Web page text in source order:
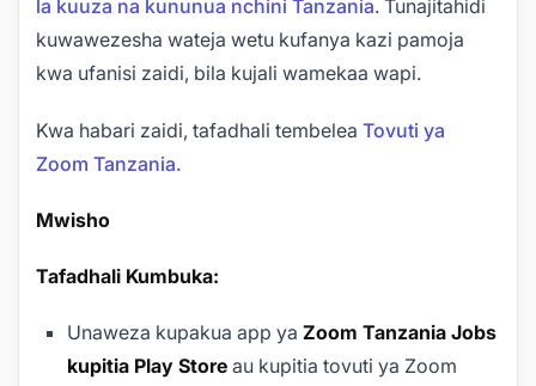
la kuuza na kununua nchini Tanzania. Tunajitahidi
kuwawezesha wateja wetu kufanya kazi pamoja
kwa ufanisi zaidi, bila kujali wamekaa wapi.
Kwa habari zaidi, tafadhali tembelea Tovuti ya
Zoom Tanzania.
Mwisho
Tafadhali Kumbuka:
Unaweza kupakua app ya Zoom Tanzania Jobs
kupitia Play Store au kupitia tovuti ya Zoom